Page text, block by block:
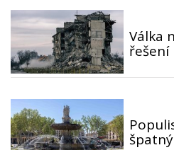
Válka
řešení
špatný